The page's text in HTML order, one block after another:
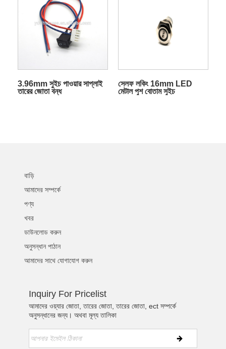
3.96mm সুইচ পাওয়ার সাপ্লাই
তারের জোতা বন্ধ
সেলফ লকিং 16mm LED
মেটাল পুশ বোতাম সুইচ
বাড়ি
আমাদের সম্পর্কে
পণ্য
খবর
ডাউনলোড করুন
অনুসন্ধান পাঠান
আমাদের সাথে যোগাযোগ করুন
Inquiry For Pricelist
আমাদের ওয়্যার জোতা, তারের জোতা, তারের জোতা, ect সম্পর্কে
অনুসন্ধানের জন্য। অথবা মূল্য তালিকা